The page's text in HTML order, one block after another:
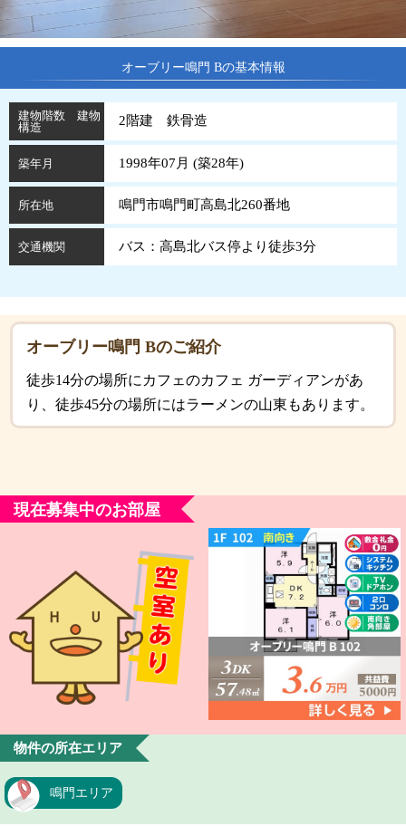
オーブリー鳴門 Bの基本情報
建物階数 建物
構造
2階建 鉄骨造
築年月 1998年07月 (築28年)
所在地 鳴門市鳴門町高島北260番地
交通機関 バス：高島北バス停より徒歩3分
オーブリー鳴門 Bのご紹介
徒歩14分の場所にカフェのカフェ ガーディアンがあ
り、徒歩45分の場所にはラーメンの山東もあります。
現在募集中のお部屋
物件の所在エリア
鳴門エリア